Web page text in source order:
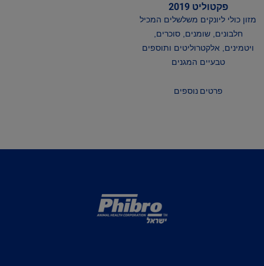
פקטוליט 2019
מזון כולי ליונקים משלשלים המכיל
חלבונים, שומנים, סוכרים,
ויטמינים, אלקטרוליטים ותוספים
טבעיים המגנים
פרטים נוספים